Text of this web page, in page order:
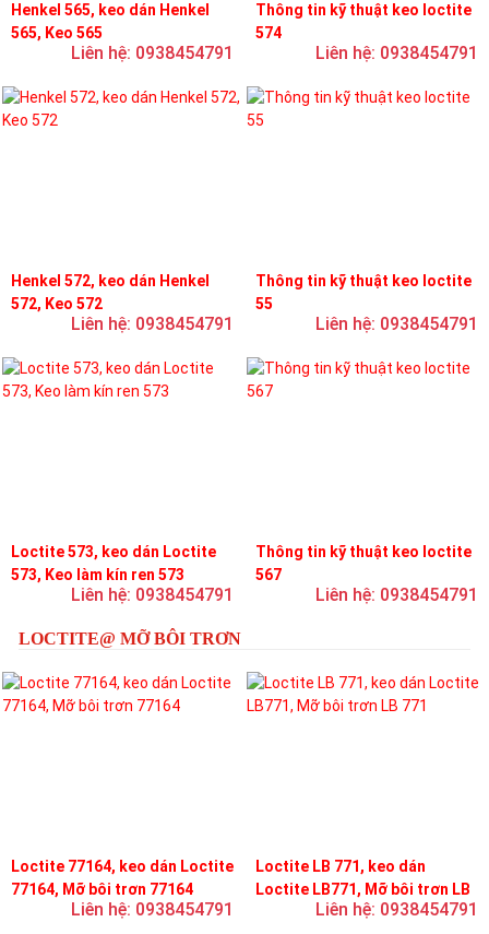
Henkel 565, keo dán Henkel
565, Keo 565
Liên hệ: 0938454791
Thông tin kỹ thuật keo loctite
574
Liên hệ: 0938454791
Henkel 572, keo dán Henkel
572, Keo 572
Liên hệ: 0938454791
Thông tin kỹ thuật keo loctite
55
Liên hệ: 0938454791
Loctite 573, keo dán Loctite
573, Keo làm kín ren 573
Liên hệ: 0938454791
Thông tin kỹ thuật keo loctite
567
Liên hệ: 0938454791
LOCTITE@ MỠ BÔI TRƠN
Loctite 77164, keo dán Loctite
77164, Mỡ bôi trơn 77164
Liên hệ: 0938454791
Loctite LB 771, keo dán
Loctite LB771, Mỡ bôi trơn LB
Liên hệ: 0938454791